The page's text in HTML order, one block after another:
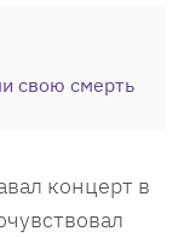
свою смерть
концерт в